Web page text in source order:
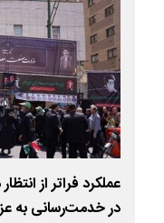
عملکرد فراتر از
در خدمت‌رسانی به